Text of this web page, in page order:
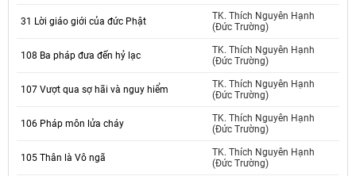
31 Lời giáo giới của đức Phật
TK. Thích Nguyên Hạnh
(Đức Trường)
108 Ba pháp đưa đến hỷ lạc
TK. Thích Nguyên Hạnh
(Đức Trường)
107 Vượt qua sợ hãi và nguy hiểm
TK. Thích Nguyên Hạnh
(Đức Trường)
106 Pháp môn lửa cháy
TK. Thích Nguyên Hạnh
(Đức Trường)
105 Thân là Vô ngã
TK. Thích Nguyên Hạnh
(Đức Trường)